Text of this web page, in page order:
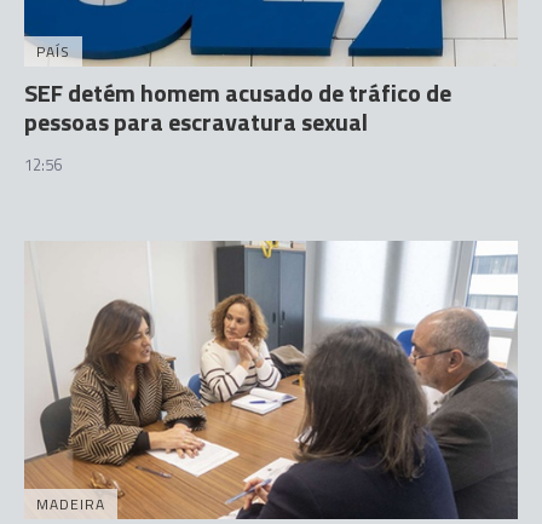
PAÍS
SEF detém homem acusado de tráfico de
pessoas para escravatura sexual
12:56
MADEIRA